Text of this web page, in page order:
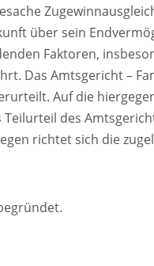
über sein
Faktoren,
Das Amtsgericht –
Auf die
des
richtet sich die